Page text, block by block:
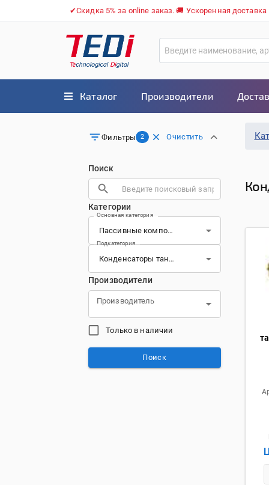
✔Скидка 5% за online заказ. 🚚 Ускоренная
Каталог Производители
Фильтры 2 Очистить
Поиск
Категории
Основная категория
Подкатегория
Производители
Производитель
Только в наличии
Поиск